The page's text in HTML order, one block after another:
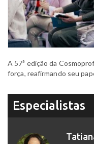
A 57ª edição da
força, reafirmando seu
Especialistas